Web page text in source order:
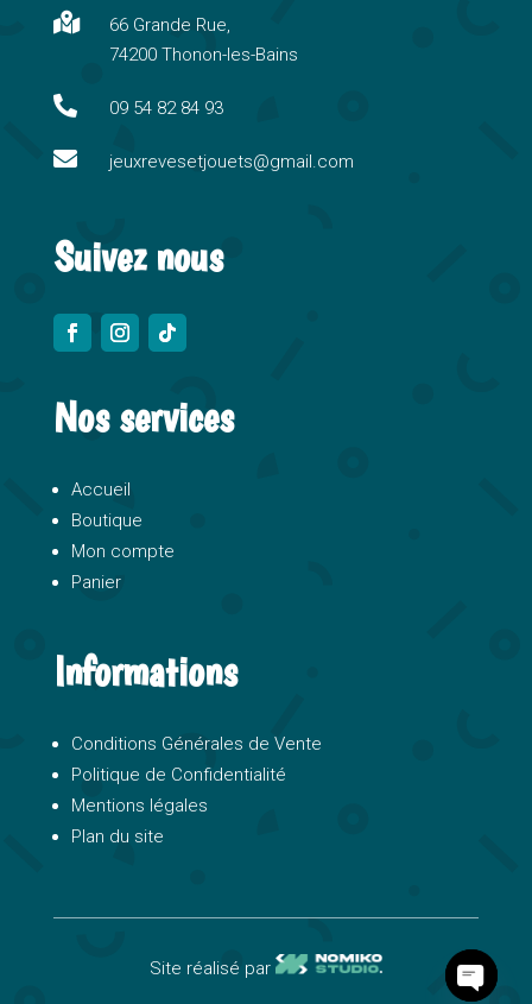
n
a
i
e

66 Grande Rue,
74200 Thonon-les-Bains
 09 54 82 84 93
 jeuxrevesetjouets@gmail.com
Suivez nous
Nos services
Accueil
Boutique
Mon compte
Panier
Informations
Conditions Générales de Vente
Politique de Confidentialité
Mentions légales
Plan du site
Site réalisé par